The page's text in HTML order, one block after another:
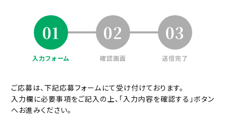
採用プロセス
応募⇒一次面接(オンライン可)⇒二次
面接⇒内定
オンラインまたはエフィラグループ本社
(新横浜)
01
入力フォーム
02
確認画面
03
送信完了
ご応募は、下記応募フォームにて受け付けております。
入力欄に必要事項をご記入の上、「入力内容を確認する」ボタン
へお進みください。